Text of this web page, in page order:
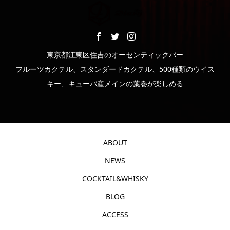
東京都江東区住吉のオーセンティックバー
フルーツカクテル、スタンダードカクテル、500種類のウイス
キー、キューバ産メインの葉巻が楽しめる
ABOUT
NEWS
COCKTAIL&WHISKY
BLOG
ACCESS